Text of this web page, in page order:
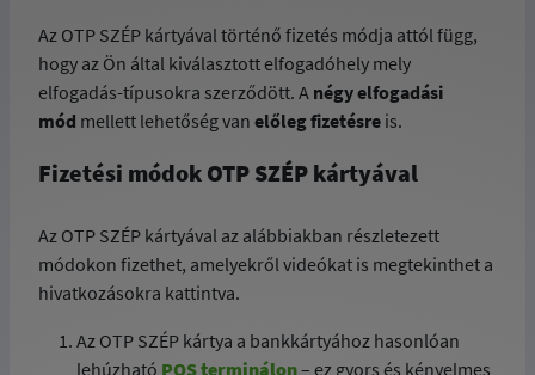
Az OTP SZÉP kártyával történő fizetés módja attól függ,
hogy az Ön által kiválasztott elfogadóhely mely
elfogadás-típusokra szerződött. A négy elfogadási
mód mellett lehetőség van előleg fizetésre is.
Fizetési módok OTP SZÉP kártyával
Az OTP SZÉP kártyával az alábbiakban részletezett
módokon fizethet, amelyekről videókat is megtekinthet a
hivatkozásokra kattintva.
Az OTP SZÉP kártya a bankkártyához hasonlóan
lehúzható POS terminálon– ez gyors és kényelmes